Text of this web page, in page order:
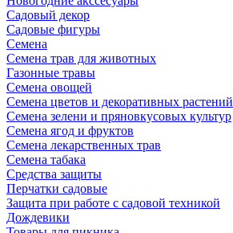
Садовый декор
Садовые фигуры
Семена
Семена трав для животных
Газонные травы
Семена овощей
Семена цветов и декоративных растений
Семена зелени и пряновкусовых культур
Семена ягод и фруктов
Семена лекарственных трав
Семена табака
Средства защиты
Перчатки садовые
Защита при работе с садовой техникой
Дождевики